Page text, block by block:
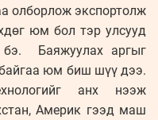
олборлож экспортолж
юм бол тэр улсууд
бэ. Баяжуулах аргыг
юм биш шүү дээ.
анх нээж
Америк гээд маш